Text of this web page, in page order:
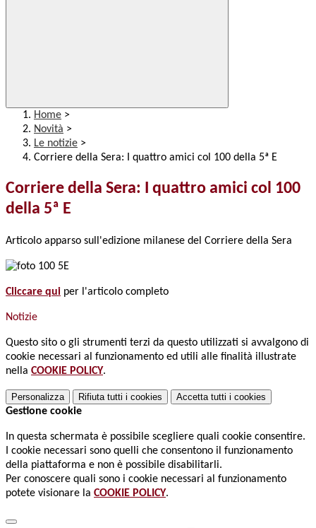
Home >
Novità >
Le notizie >
Corriere della Sera: I quattro amici col 100 della 5ª E
Corriere della Sera: I quattro amici col 100
della 5ª E
Articolo apparso sull'edizione milanese del Corriere della Sera
Cliccare qui per l'articolo completo
Notizie
Questo sito o gli strumenti terzi da questo utilizzati si avvalgono di
cookie necessari al funzionamento ed utili alle finalità illustrate
nella COOKIE POLICY.
Personalizza Rifiuta tutti i cookies Accetta tutti i cookies
Gestione cookie
In questa schermata è possibile scegliere quali cookie consentire.
I cookie necessari sono quelli che consentono il funzionamento
della piattaforma e non è possibile disabilitarli.
Per conoscere quali sono i cookie necessari al funzionamento
potete visionare la COOKIE POLICY.